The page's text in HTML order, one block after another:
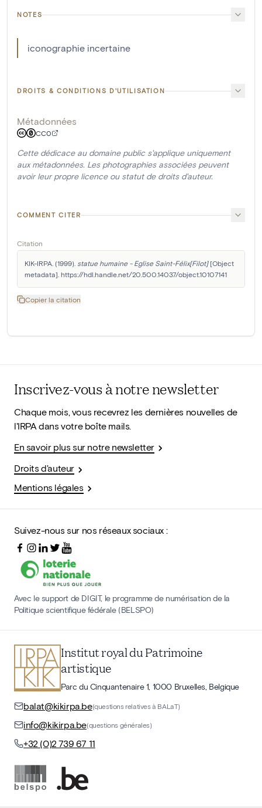
NOTES
iconographie incertaine
DROITS & CONDITIONS D'UTILISATION
Métadonnées
CC0
Cette dédicace au domaine public s'applique uniquement
aux métadonnées. Les photographies associées peuvent
avoir leur propre licence ou statut de droits d'auteur.
COMMENT CITER
Citation
KIK-IRPA. (1999). statue humaine - Eglise Saint-Félix[Filot] [Object
metadata]. https://hdl.handle.net/20.500.14037/object.10107141
Copier la citation
Inscrivez-vous à notre newsletter
Chaque mois, vous recevrez les dernières nouvelles de
l'IRPA dans votre boîte mails.
En savoir plus sur notre newsletter
Droits d'auteur
Mentions légales
Suivez-nous sur nos réseaux sociaux :
Avec le support de DIGIT, le programme de numérisation de la
Politique scientifique fédérale (BELSPO)
Institut royal du Patrimoine
artistique
Parc du Cinquantenaire 1, 1000 Bruxelles, Belgique
balat@kikirpa.be(questions relatives à BALaT)
info@kikirpa.be(questions générales)
+32 (0)2 739 67 11